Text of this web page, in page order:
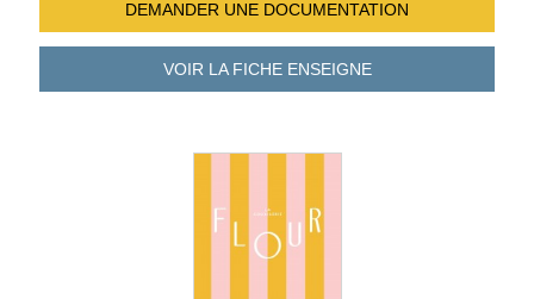
DEMANDER UNE DOCUMENTATION
VOIR LA FICHEENSEIGNE